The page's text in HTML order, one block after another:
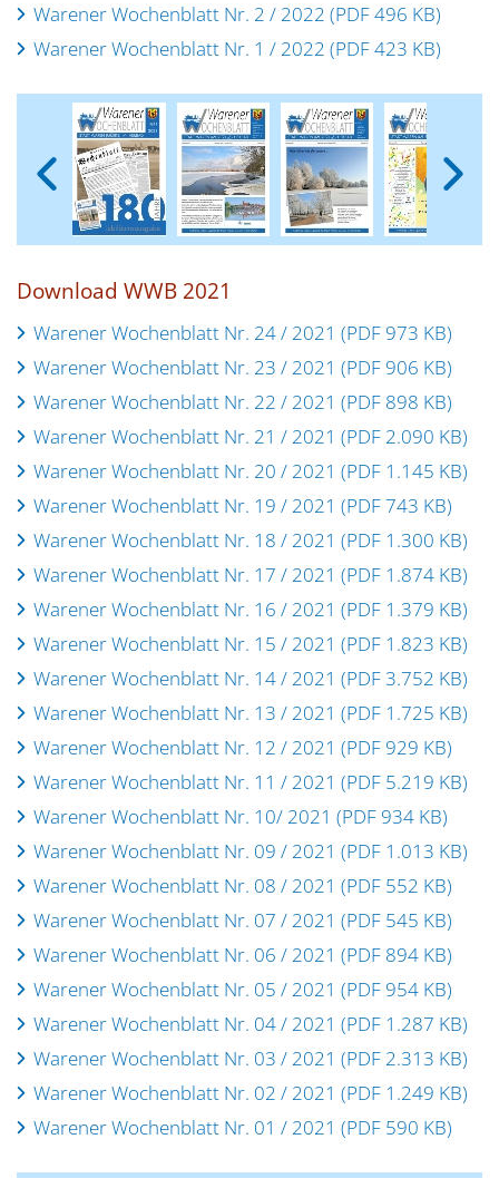
Warener Wochenblatt Nr. 2 / 2022 (PDF 496 KB)
Warener Wochenblatt Nr. 1 / 2022 (PDF 423 KB)
Download WWB 2021
Warener Wochenblatt Nr. 24 / 2021 (PDF 973 KB)
Warener Wochenblatt Nr. 23 / 2021 (PDF 906 KB)
Warener Wochenblatt Nr. 22 / 2021 (PDF 898 KB)
Warener Wochenblatt Nr. 21 / 2021 (PDF 2.090 KB)
Warener Wochenblatt Nr. 20 / 2021 (PDF 1.145 KB)
Warener Wochenblatt Nr. 19 / 2021 (PDF 743 KB)
Warener Wochenblatt Nr. 18 / 2021 (PDF 1.300 KB)
Warener Wochenblatt Nr. 17 / 2021 (PDF 1.874 KB)
Warener Wochenblatt Nr. 16 / 2021 (PDF 1.379 KB)
Warener Wochenblatt Nr. 15 / 2021 (PDF 1.823 KB)
Warener Wochenblatt Nr. 14 / 2021 (PDF 3.752 KB)
Warener Wochenblatt Nr. 13 / 2021 (PDF 1.725 KB)
Warener Wochenblatt Nr. 12 / 2021 (PDF 929 KB)
Warener Wochenblatt Nr. 11 / 2021 (PDF 5.219 KB)
Warener Wochenblatt Nr. 10/ 2021 (PDF 934 KB)
Warener Wochenblatt Nr. 09 / 2021 (PDF 1.013 KB)
Warener Wochenblatt Nr. 08 / 2021 (PDF 552 KB)
Warener Wochenblatt Nr. 07 / 2021 (PDF 545 KB)
Warener Wochenblatt Nr. 06 / 2021 (PDF 894 KB)
Warener Wochenblatt Nr. 05 / 2021 (PDF 954 KB)
Warener Wochenblatt Nr. 04 / 2021 (PDF 1.287 KB)
Warener Wochenblatt Nr. 03 / 2021 (PDF 2.313 KB)
Warener Wochenblatt Nr. 02 / 2021 (PDF 1.249 KB)
Warener Wochenblatt Nr. 01 / 2021 (PDF 590 KB)